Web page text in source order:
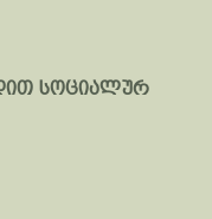
სოციალურ